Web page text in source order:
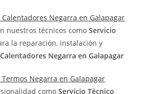
Negarra en Galapagar
nuestros técnicos comoServicio
la reparación, instalación y
Calentadores Negarra en Galapagar
Negarra en Galapagar
comoServicio Técnico